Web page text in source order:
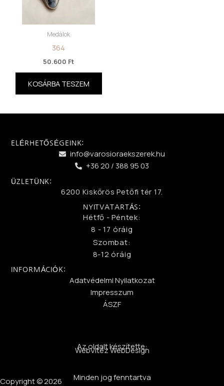
Medálok
364
50.600 Ft
KOSÁRBA TESZEM
ELÉRHETŐSÉGEINK:
info@varosioraekszerek.hu
+36 20 / 388 95 03
ÜZLETÜNK:
6200 Kiskőrös Petőfi tér 17.
NYITVATARTÁS:
Hétfő - Péntek:
8 - 17 óráig
Szombat:
8-12 óráig
INFORMÁCIÓK:
Adatvédelmi Nyilatkozat
Impresszum
ÁSZF
Az oldalt készítette:
WebVitéz WebDesign
Minden jog fenntartva
Copyright © 2026